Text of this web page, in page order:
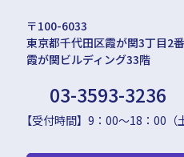
〒100-6033
東京都千代田区霞が関3丁目2
霞が関ビルディング33階
03-3593-3236
【受付時間】9：00〜18：00（